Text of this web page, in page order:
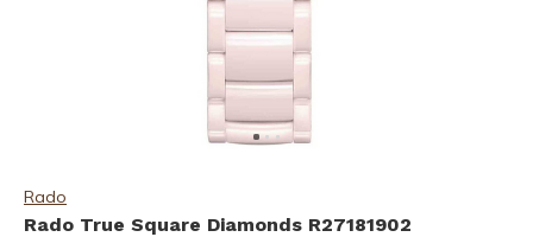
Rado
Rado True Square Diamonds R27181902